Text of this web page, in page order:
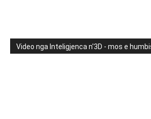
Video nga Inteligjenca n'3D - mos e